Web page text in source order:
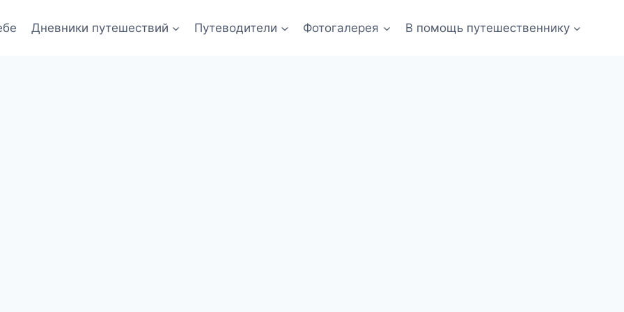
Дневники путешествий Путеводители Фотогалерея В помощь путешественнику